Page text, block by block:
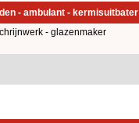
- ambulant - kermisuitbater
- glazenmaker